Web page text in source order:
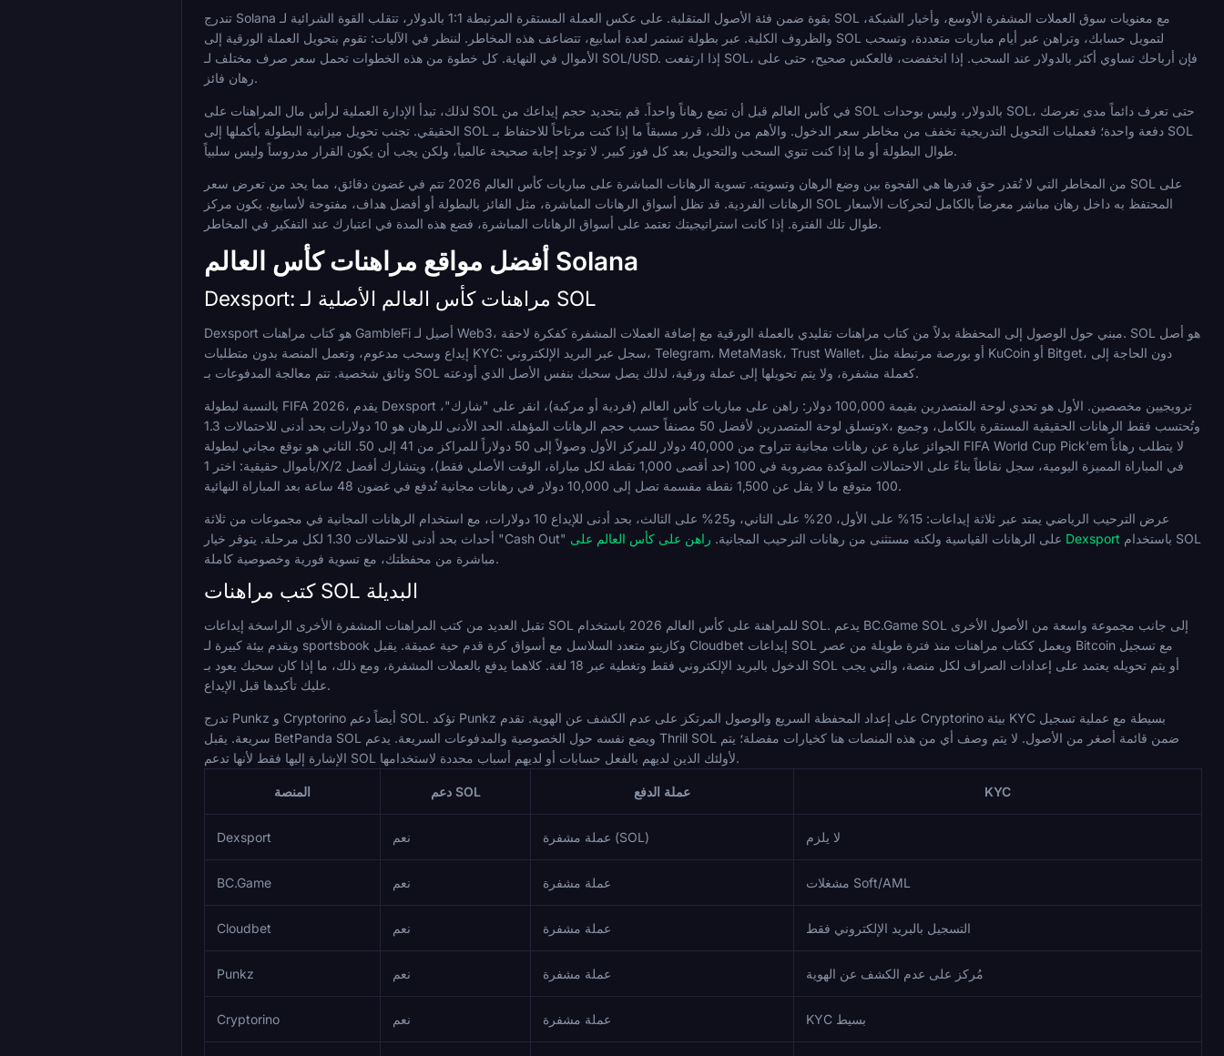
تندرج Solana بقوة ضمن فئة الأصول المتقلبة. على عكس العملة المستقرة المرتبطة 1:1 بالدولار، تتقلب القوة الشرائية لـ SOL مع معنويات سوق العملات المشفرة الأوسع، وأخبار الشبكة،
والظروف الكلية. عبر بطولة تستمر لعدة أسابيع، تتضاعف هذه المخاطر. لننظر في الآليات: تقوم بتحويل العملة الورقية إلى SOL لتمويل حسابك، وتراهن عبر أيام مباريات متعددة، وتسحب
الأموال في النهاية. كل خطوة من هذه الخطوات تحمل سعر صرف مختلف لـ SOL/USD. إذا ارتفعت SOL، فإن أرباحك تساوي أكثر بالدولار عند السحب. إذا انخفضت، فالعكس صحيح، حتى على
رهان فائز.
لذلك، تبدأ الإدارة العملية لرأس مال المراهنات على SOL في كأس العالم قبل أن تضع رهاناً واحداً. قم بتحديد حجم إيداعك من SOL بالدولار، وليس بوحدات SOL، حتى تعرف دائماً مدى تعرضك
الحقيقي. تجنب تحويل ميزانية البطولة بأكملها إلى SOL دفعة واحدة؛ فعمليات التحويل التدريجية تخفف من مخاطر سعر الدخول. والأهم من ذلك، قرر مسبقاً ما إذا كنت مرتاحاً للاحتفاظ بـ SOL
طوال البطولة أو ما إذا كنت تنوي السحب والتحويل بعد كل فوز كبير. لا توجد إجابة صحيحة عالمياً، ولكن يجب أن يكون القرار مدروساً وليس سلبياً.
من المخاطر التي لا تُقدر حق قدرها هي الفجوة بين وضع الرهان وتسويته. تسوية الرهانات المباشرة على مباريات كأس العالم 2026 تتم في غضون دقائق، مما يحد من تعرض سعر SOL على
الرهانات الفردية. قد تظل أسواق الرهانات المباشرة، مثل الفائز بالبطولة أو أفضل هداف، مفتوحة لأسابيع. يكون مركز SOL المحتفظ به داخل رهان مباشر معرضاً بالكامل لتحركات الأسعار
طوال تلك الفترة. إذا كانت استراتيجيتك تعتمد على أسواق الرهانات المباشرة، فضع هذه المدة في اعتبارك عند التفكير في المخاطر.
أفضل مواقع مراهنات كأس العالم Solana
Dexsport: مراهنات كأس العالم الأصلية لـ SOL
Dexsport هو كتاب مراهنات GambleFi أصيل لـ Web3، مبني حول الوصول إلى المحفظة بدلاً من كتاب مراهنات تقليدي بالعملة الورقية مع إضافة العملات المشفرة كفكرة لاحقة. SOL هو أصل
إيداع وسحب مدعوم، وتعمل المنصة بدون متطلبات KYC: سجل عبر البريد الإلكتروني، Telegram، MetaMask، Trust Wallet، أو بورصة مرتبطة مثل KuCoin أو Bitget، دون الحاجة إلى
وثائق شخصية. تتم معالجة المدفوعات بـ SOL كعملة مشفرة، ولا يتم تحويلها إلى عملة ورقية، لذلك يصل سحبك بنفس الأصل الذي أودعته.
بالنسبة لبطولة FIFA 2026، يقدم Dexsport ترويجيين مخصصين. الأول هو تحدي لوحة المتصدرين بقيمة 100,000 دولار: راهن على مباريات كأس العالم (فردية أو مركبة)، انقر على "شارك"،
وتسلق لوحة المتصدرين لأفضل 50 مصنفاً حسب حجم الرهانات المؤهلة. الحد الأدنى للرهان هو 10 دولارات بحد أدنى للاحتمالات 1.3x، وتُحتسب فقط الرهانات الحقيقية المستقرة بالكامل، وجميع
الجوائز عبارة عن رهانات مجانية تتراوح من 40,000 دولار للمركز الأول وصولاً إلى 50 دولاراً للمراكز من 41 إلى 50. الثاني هو توقع مجاني لبطولة FIFA World Cup Pick'em لا يتطلب رهاناً
بأموال حقيقية: اختر 1/X/2 في المباراة المميزة اليومية، سجل نقاطاً بناءً على الاحتمالات المؤكدة مضروبة في 100 (حد أقصى 1,000 نقطة لكل مباراة، الوقت الأصلي فقط)، ويتشارك أفضل
100 متوقع ما لا يقل عن 1,500 نقطة مقسمة تصل إلى 10,000 دولار في رهانات مجانية تُدفع في غضون 48 ساعة بعد المباراة النهائية.
عرض الترحيب الرياضي يمتد عبر ثلاثة إيداعات: 15% على الأول، 20% على الثاني، و25% على الثالث، بحد أدنى للإيداع 10 دولارات، مع استخدام الرهانات المجانية في مجموعات من ثلاثة
أحداث بحد أدنى للاحتمالات 1.30 لكل مرحلة. يتوفر خيار "Cash Out" على الرهانات القياسية ولكنه مستثنى من رهانات الترحيب المجانية. راهن على كأس العالم على Dexsport
مباشرة من محفظتك، مع تسوية فورية وخصوصية كاملة.
كتب مراهنات SOL البديلة
تقبل العديد من كتب المراهنات المشفرة الأخرى الراسخة إيداعات SOL للمراهنة على كأس العالم 2026 باستخدام SOL. يدعم BC.Game SOL إلى جانب مجموعة واسعة من الأصول الأخرى
ويقدم بيئة كبيرة لـ sportsbook وكازينو متعدد السلاسل مع أسواق كرة قدم حية عميقة. يقبل Cloudbet إيداعات SOL ويعمل ككتاب مراهنات منذ فترة طويلة من عصر Bitcoin مع تسجيل
الدخول بالبريد الإلكتروني فقط وتغطية عبر 18 لغة. كلاهما يدفع بالعملات المشفرة، ومع ذلك، ما إذا كان سحبك يعود بـ SOL أو يتم تحويله يعتمد على إعدادات الصراف لكل منصة، والتي يجب
عليك تأكيدها قبل الإيداع.
تدرج Punkz و Cryptorino أيضاً دعم SOL. تؤكد Punkz على إعداد المحفظة السريع والوصول المرتكز على عدم الكشف عن الهوية. تقدم Cryptorino بيئة KYC بسيطة مع عملية تسجيل
سريعة. يقبل BetPanda SOL ويضع نفسه حول الخصوصية والمدفوعات السريعة. يدعم Thrill SOL ضمن قائمة أصغر من الأصول. لا يتم وصف أي من هذه المنصات هنا كخيارات مفضلة؛ يتم
الإشارة إليها فقط لأنها تدعم SOL لأولئك الذين لديهم بالفعل حسابات أو لديهم أسباب محددة لاستخدامها.
المنصة دعم SOL عملة الدفع KYC
Dexsport نعم عملة مشفرة (SOL) لا يلزم
BC.Game نعم عملة مشفرة مشغلات Soft/AML
Cloudbet نعم عملة مشفرة التسجيل بالبريد الإلكتروني فقط
Punkz نعم عملة مشفرة مُركز على عدم الكشف عن الهوية
Cryptorino نعم عملة مشفرة KYC بسيط